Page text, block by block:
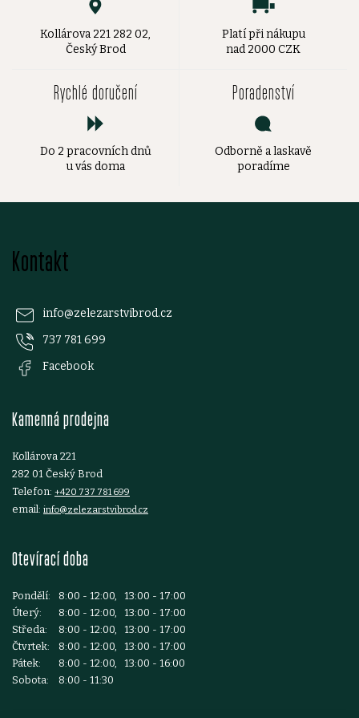
Kollárova 221 282 02,
Český Brod
Platí při nákupu
nad 2000 CZK
Rychlé doručení
Do 2 pracovních dnů
u vás doma
Poradenství
Odborně a laskavě
poradíme
Kontakt
info@zelezarstvibrod.cz
737 781 699
Facebook
Kamenná prodejna
Kollárova 221
282 01 Český Brod
Telefon: +420 737 781 699
email: info@zelezarstvibrod.cz
Otevírací doba
Pondělí:
8:00 - 12:00, 13:00 - 17:00
Úterý:
8:00 - 12:00, 13:00 - 17:00
Středa:
8:00 - 12:00, 13:00 - 17:00
Čtvrtek:
8:00 - 12:00, 13:00 - 17:00
Pátek:
8:00 - 12:00, 13:00 - 16:00
Sobota:
8:00 - 11:30